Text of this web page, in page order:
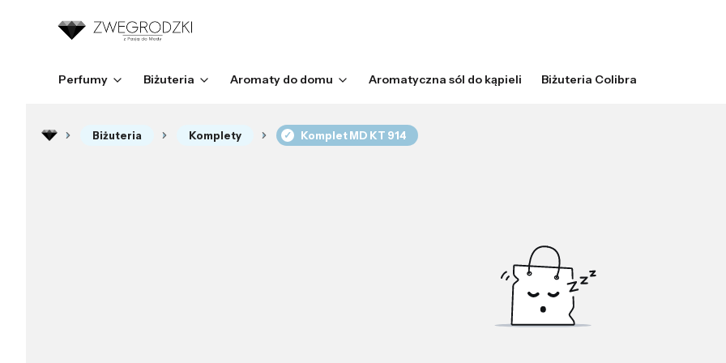
Perfumy Biżuteria Aromaty do domu Aromatyczna sól do kąpieli Biżuteria Colibra
Biżuteria Komplety Komplet MD KT 914